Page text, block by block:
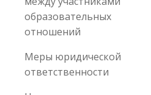
образовательных
отношений
Меры юридической
ответственности